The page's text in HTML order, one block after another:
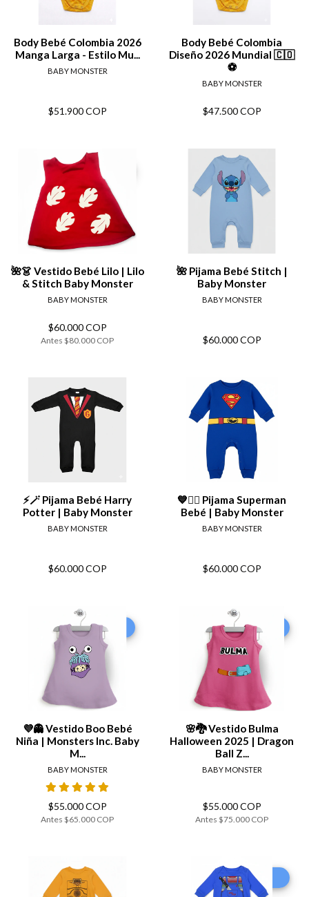
Body Bebé Colombia 2026
Manga Larga - Estilo Mu...
BABY MONSTER
$51.900 COP
Body Bebé Colombia
Diseño 2026 Mundial 🇨🇴
⚽
BABY MONSTER
$47.500 COP
-25%
🌺👗 Vestido Bebé Lilo | Lilo
& Stitch Baby Monster
BABY MONSTER
$60.000 COP
Antes $80.000 COP
🌺 Pijama Bebé Stitch |
Baby Monster
BABY MONSTER
$60.000 COP
⚡🪄 Pijama Bebé Harry
Potter | Baby Monster
BABY MONSTER
$60.000 COP
💙🦸‍♂️ Pijama Superman
Bebé | Baby Monster
BABY MONSTER
$60.000 COP
-15%
💜👻 Vestido Boo Bebé
Niña | Monsters Inc. Baby
M...
BABY MONSTER
$55.000 COP
Antes $65.000 COP
-27%
🌸🐉 Vestido Bulma
Halloween 2025 | Dragon
Ball Z...
BABY MONSTER
$55.000 COP
Antes $75.000 COP
-20%